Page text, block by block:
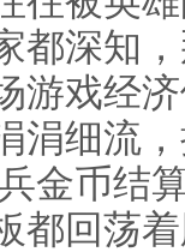
都深知
游戏经
涓细流
金币结
都回荡